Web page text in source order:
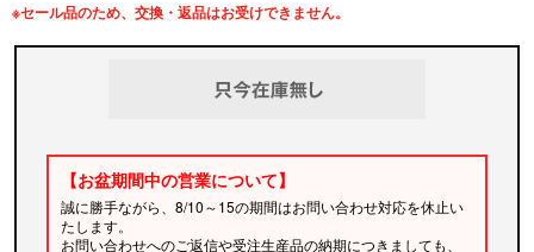
※セール品のため、交換・返品はお受けできません。
【お盆期間中の営業について】
誠に勝手ながら、8/10～15の期間はお問い合わせ対応を休止い
たします。
お問い合わせへのご返信や受注生産品の納期につきましても、